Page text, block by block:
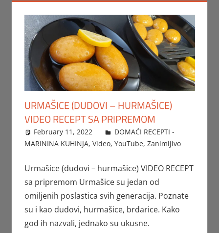
URMAŠICE (DUDOVI – HURMAŠICE)
VIDEO RECEPT SA PRIPREMOM
February 11, 2022 FTorgAdmin
DOMAĆI RECEPTI -
MARININA KUHINJA, Video, YouTube, Zanimljivo
Urmašice (dudovi – hurmašice) VIDEO RECEPT
sa pripremom Urmašice su jedan od
omiljenih poslastica svih generacija. Poznate
su i kao dudovi, hurmašice, brdarice. Kako
god ih nazvali, jednako su ukusne.